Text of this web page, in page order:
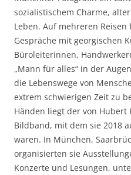
sozialistischem Charme,
Leben. Auf mehreren
Gespräche mit georgischen
Büroleiterinnen,
„Mann für alles“ in der
die Lebenswege von
extrem schwierigen Zeit zu
Händen liegt der von Hubert
Bildband, mit dem sie 2018
waren. In München,
organisierten sie
Konzerte und Lesungen,